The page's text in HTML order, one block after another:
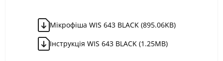
Мікрофіша WIS 643 BLACK (895.06KB)
Iнструкція WIS 643 BLACK (1.25MB)